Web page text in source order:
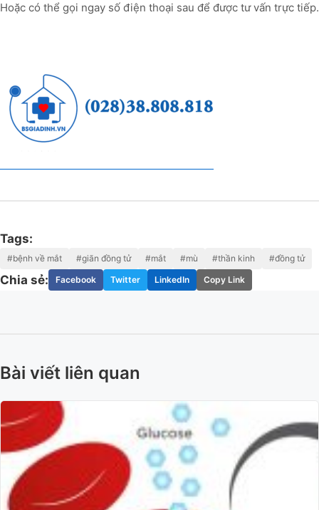
Hoặc có thể gọi ngay số điện thoại sau để được tư vấn trực tiếp.
Tags:
#bệnh về mắt #giãn đồng tử #mắt #mù #thần kinh #đồng tử
Chia sẻ: Facebook Twitter LinkedIn Copy Link
Bài viết liên quan